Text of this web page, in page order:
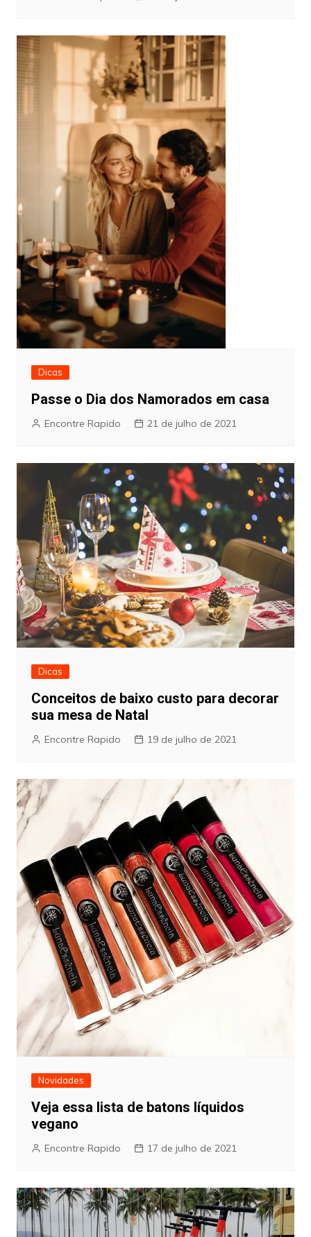
Dicas
Passe o Dia dos Namorados em casa
Encontre Rapido 21 de julho de 2021
Dicas
Conceitos de baixo custo para decorar
sua mesa de Natal
Encontre Rapido 19 de julho de 2021
Novidades
Veja essa lista de batons líquidos
vegano
Encontre Rapido 17 de julho de 2021